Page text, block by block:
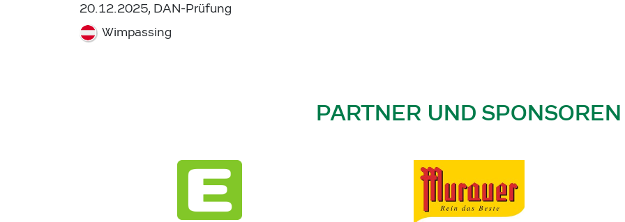
20.12.2025, DAN-Prüfung
Wimpassing
PARTNER UND SPONSOREN